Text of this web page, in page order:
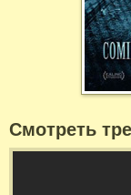
Смотреть